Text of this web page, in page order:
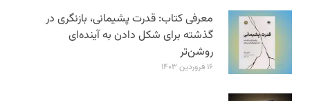
معرفی کتاب: قدرت پشیمانی، بازنگری در
گذشته برای شکل دادن به آینده‌ای
روشن‌تر
۱۶ فروردین ۱۴۰۳